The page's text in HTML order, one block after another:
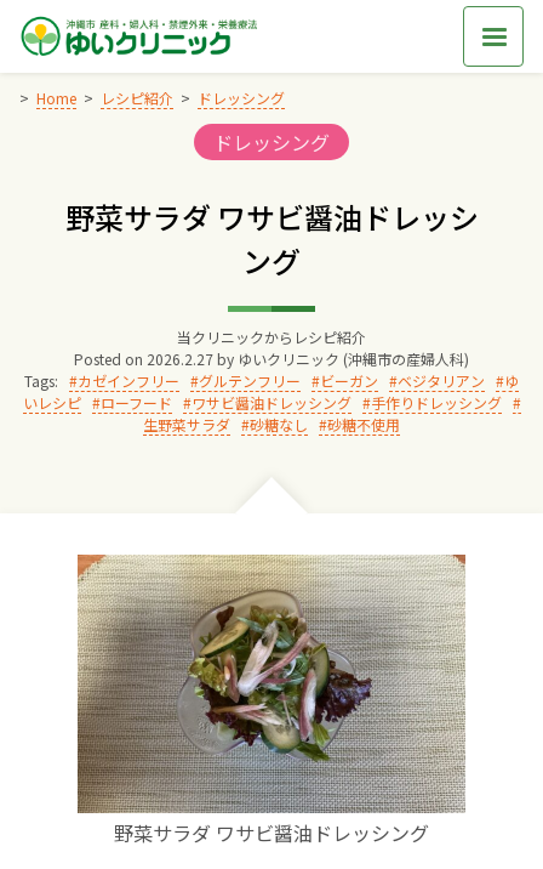
Skip
content
Home レシピ紹介 ドレッシング
Categories:
ドレッシング
野菜サラダ ワサビ醤油ドレッシ
ング
当クリニックからレシピ紹介
Posted on 2026.2.27by ゆいクリニック (沖縄市の産婦人科)
Tags:
カゼインフリー グルテンフリー ビーガン ベジタリアン
ゆ
いレシピ
ローフード ワサビ醤油ドレッシング
手作りドレッシング
生野菜サラダ
砂糖なし 砂糖不使用
野菜サラダ ワサビ醤油ドレッシング
交通アクセス
院長からのごあいさつ
ゆいクリニックの経営理念
お産について
親と子の結びつき支援
母乳育児
予防接種